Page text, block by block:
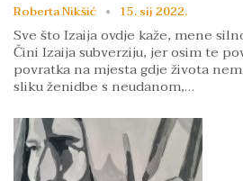
Roberta Nikšić 15. sij 2022.
Sve što Izaija ovdje kaže, mene
Čini Izaija subverziju, jer osim te
povratka na mjesta gdje života
sliku ženidbe s neudanom,…